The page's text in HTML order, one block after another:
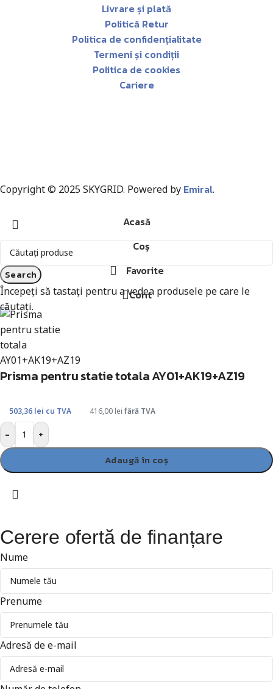
Livrare și plată
Politică Retur
Politica de confidențialitate
Termeni și condiții
Politica de cookies
Cariere
Copyright © 2025 SKYGRID. Powered by Emiral.
Search
Începeți să tastați pentru a vedea produsele pe care le
căutați.
Acasă
Coș
Favorite
Cont
Prisma pentru statie totala AY01+AK19+AZ19
416,00 lei fără TVA
503,36 lei cu TVA
-
+
Adaugă în coș
Cerere ofertă de finanțare
Nume
Prenume
Adresă de e-mail